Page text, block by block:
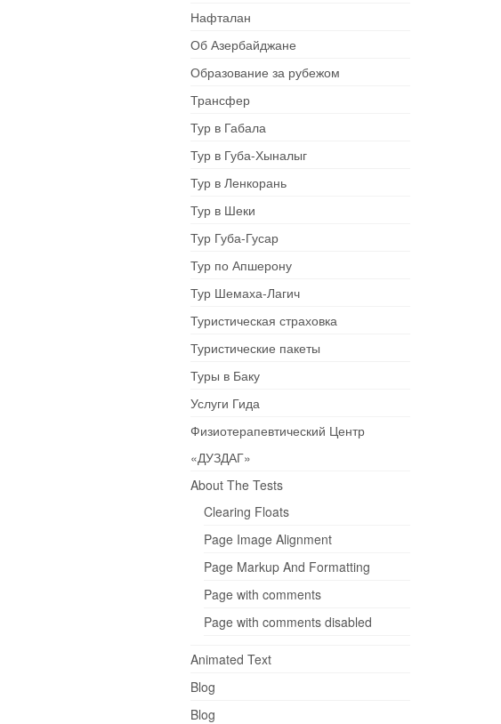
Нафталан
Об Азербайджане
Образование за рубежом
Трансфер
Тур в Габала
Тур в Губа-Хыналыг
Тур в Ленкорань
Тур в Шеки
Тур Губа-Гусар
Тур по Апшерону
Тур Шемаха-Лагич
Туристическая страховка
Туристические пакеты
Туры в Баку
Услуги Гида
Физиотерапевтический Центр
«ДУЗДАГ»
About The Tests
Clearing Floats
Page Image Alignment
Page Markup And Formatting
Page with comments
Page with comments disabled
Animated Text
Blog
Blog